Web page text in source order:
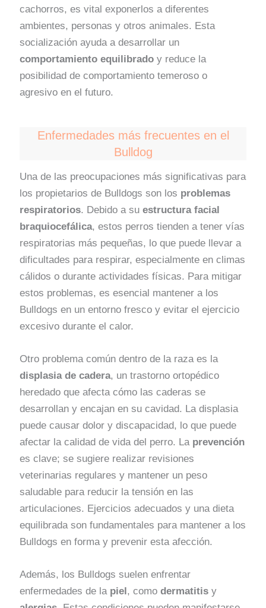
cachorros, es vital exponerlos a diferentes
ambientes, personas y otros animales. Esta
socialización ayuda a desarrollar un
comportamiento equilibrado y reduce la
posibilidad de comportamiento temeroso o
agresivo en el futuro.
Enfermedades más frecuentes en el
Bulldog
Una de las preocupaciones más significativas para
los propietarios de Bulldogs son los problemas
respiratorios. Debido a suestructura facial
braquiocefálica, estos perros tienden a tener vías
respiratorias más pequeñas, lo que puede llevar a
dificultades para respirar, especialmente en climas
cálidos o durante actividades físicas. Para mitigar
estos problemas, es esencial mantener a los
Bulldogs en un entorno fresco y evitar el ejercicio
excesivo durante el calor.
Otro problema común dentro de la raza es la
displasia de cadera, un trastorno ortopédico
heredado que afecta cómo las caderas se
desarrollan y encajan en su cavidad. La displasia
puede causar dolor y discapacidad, lo que puede
afectar la calidad de vida del perro. La prevención
es clave; se sugiere realizar revisiones
veterinarias regulares y mantener un peso
saludable para reducir la tensión en las
articulaciones. Ejercicios adecuados y una dieta
equilibrada son fundamentales para mantener a los
Bulldogs en forma y prevenir esta afección.
Además, los Bulldogs suelen enfrentar
enfermedades de la piel , comodermatitisy